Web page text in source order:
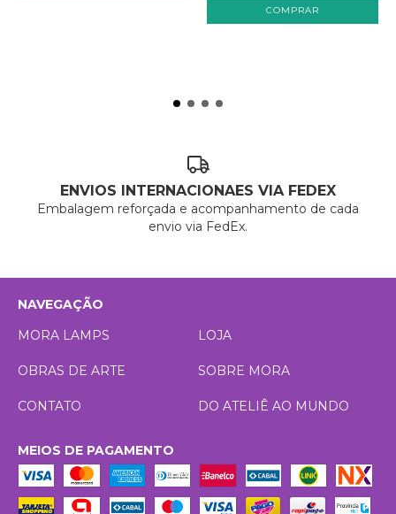
COMPRAR
ENVIOS INTERNACIONAES VIA FEDEX
Embalagem reforçada e acompanhamento de cada
envio via FedEx.
NAVEGAÇÃO
MORA LAMPS
LOJA
OBRAS DE ARTE SOBRE MORA
CONTATO DO ATELIÊ AO MUNDO
MEIOS DE PAGAMENTO